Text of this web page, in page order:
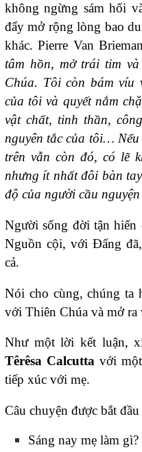
không ngừng sám hối
đẩy mở rộng lòng bao
khác. Pierre Van
tâm hồn, mở trái tim
Chúa. Tôi còn bám víu
của tôi và quyết nắm
vật chất, tinh thần,
nguyên tắc của tôi… Nếu
trên vẫn còn đó, có lẽ
nhưng ít nhất đôi bàn
độ của người cầu
Người sống đời tận
Nguồn cội, với Đấng
cả.
Nói cho cùng, chúng ta
với Thiên Chúa và mở ra
Như một lời kết luận,
Têrêsa Calcutta với
tiếp xúc với mẹ.
Câu chuyện được bắt
Sáng nay mẹ làm gì?